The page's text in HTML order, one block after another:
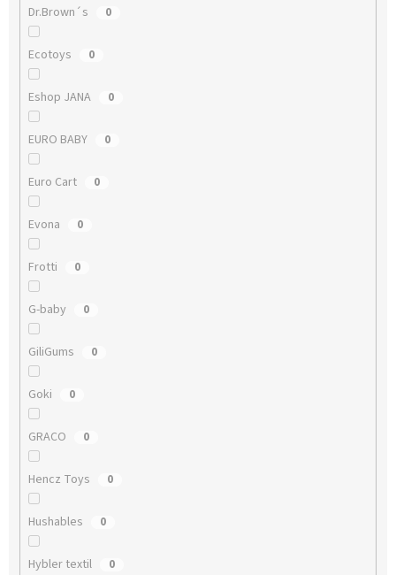
Dr.Brown´s 0
Ecotoys 0
Eshop JANA 0
EURO BABY 0
Euro Cart 0
Evona 0
Frotti 0
G-baby 0
GiliGums 0
Goki 0
GRACO 0
Hencz Toys 0
Hushables 0
Hybler textil 0